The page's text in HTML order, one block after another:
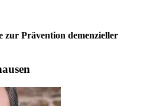
zur Prävention demenzieller